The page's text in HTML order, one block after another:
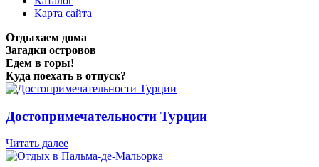
Карта сайта
Отдыхаем дома
Загадки островов
Едем в горы!
Куда поехать в отпуск?
Достопримечательности Турции
Читать далее